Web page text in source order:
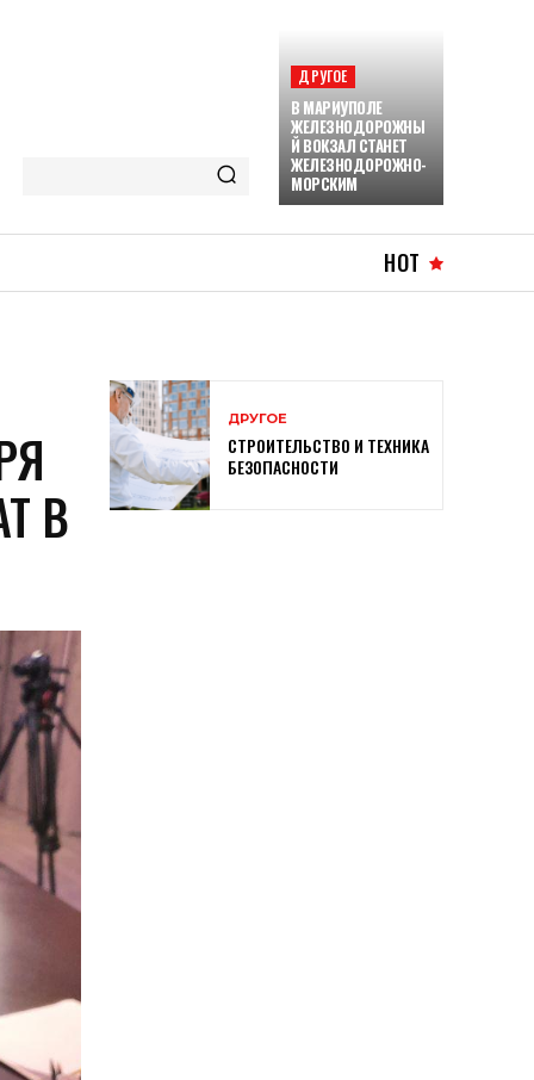
ДРУГОЕ
В МАРИУПОЛЕ
ЖЕЛЕЗНОДОРОЖНЫ
Й ВОКЗАЛ СТАНЕТ
ЖЕЛЕЗНОДОРОЖНО-
МОРСКИМ
HOT
В
ДРУГОЕ
СТРОИТЕЛЬСТВО И ТЕХНИКА
БЕЗОПАСНОСТИ